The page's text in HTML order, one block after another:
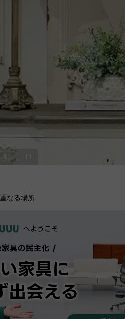
1 | 11
なる場所